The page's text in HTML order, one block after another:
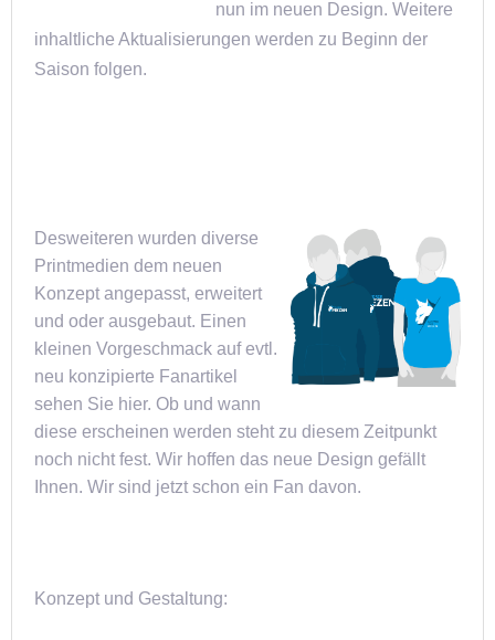
nun im neuen Design. Weitere
inhaltliche Aktualisierungen werden zu Beginn der
Saison folgen.
Desweiteren wurden diverse
Printmedien dem neuen
Konzept angepasst, erweitert
und oder ausgebaut. Einen
kleinen Vorgeschmack auf evtl.
neu konzipierte Fanartikel
sehen Sie hier. Ob und wann
diese erscheinen werden steht zu diesem Zeitpunkt
noch nicht fest. Wir hoffen das neue Design gefällt
Ihnen. Wir sind jetzt schon ein Fan davon.
Konzept und Gestaltung: